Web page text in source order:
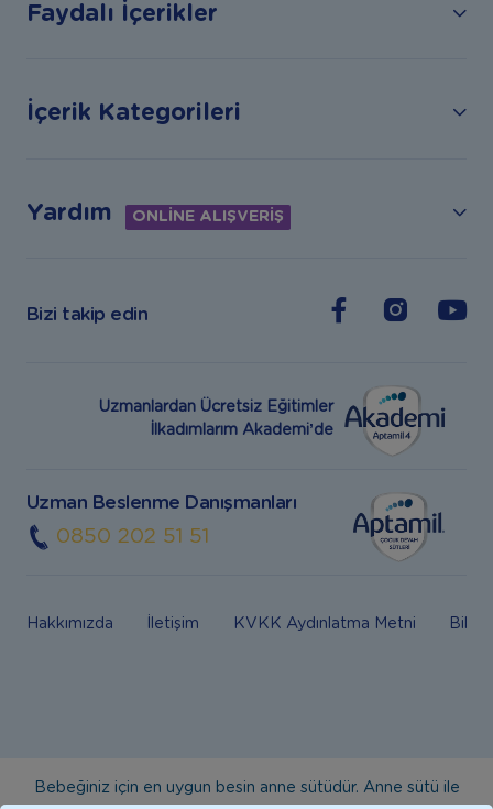
Faydalı İçerikler
İçerik Kategorileri
Yardım ONLİNE ALIŞVERİŞ
Bizi takip edin
Uzmanlardan Ücretsiz Eğitimler
İlkadımlarım Akademi’de
Uzman Beslenme Danışmanları
0850 202 51 51
Hakkımızda İletişim KVKK Aydınlatma Metni Bilgi
Bebeğiniz için en uygun besin anne sütüdür. Anne sütü ile